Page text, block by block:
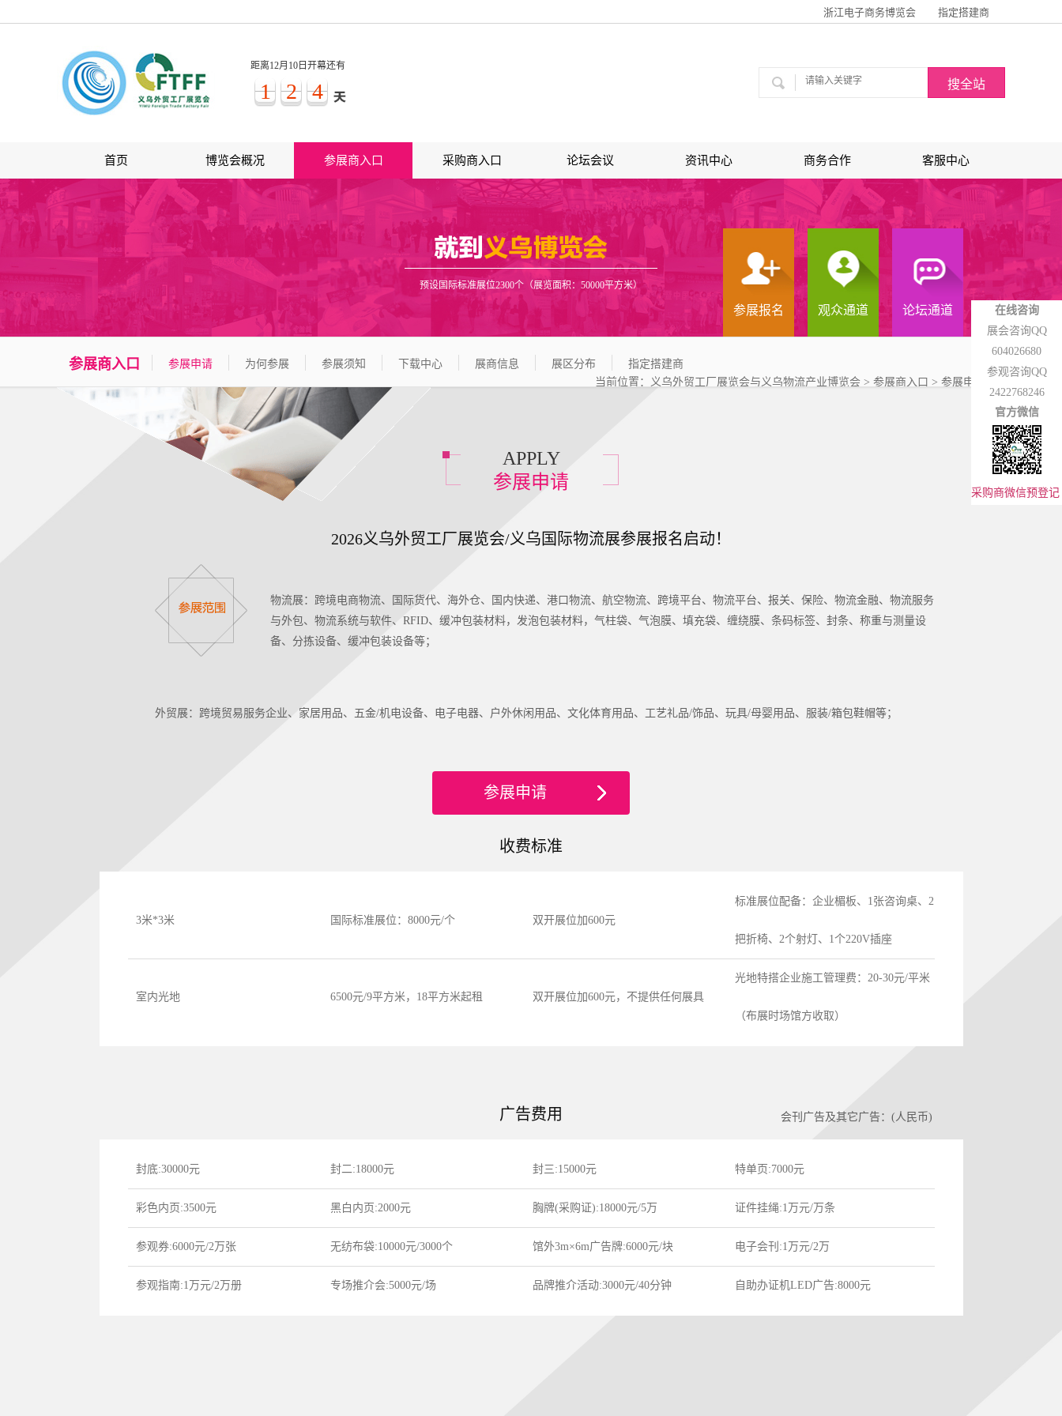
浙江电子商务博览会 指定搭建商
距离12月10日开幕还有
1 2 4
首页 博览会概况 参展商入口 采购商入口 论坛会议 资讯中心 商务合作 客服中心
预设国际标准展位2300个（展览面积：50000平方米）
参展报名 观众通道 论坛通道
参展商入口 参展申请 为何参展 参展须知 下载中心 展商信息 展区分布
指定搭建商
当前位置： 义乌外贸工厂展览会与义乌物流产业博览会 > 参展商入口 > 参展申请
APPLY
参展申请
2026义乌外贸工厂展览会/义乌国际物流展参展报名启动！
物流展：跨境电商物流、国际货代、海外仓、国内快递、港口物流、航空物流、跨境平台、物流平台、报关、保险、物流金融、物流服务
与外包、物流系统与软件、RFID、缓冲包装材料，发泡包装材料，气柱袋、气泡膜、填充袋、缠绕膜、条码标签、封条、称重与测量设
备、分拣设备、缓冲包装设备等；
外贸展：跨境贸易服务企业、家居用品、五金/机电设备、电子电器、户外休闲用品、文化体育用品、工艺礼品/饰品、玩具/母婴用品、服装/箱包鞋帽等；
参展申请
收费标准
3米*3米 国际标准展位：8000元/个 双开展位加600元
标准展位配备：企业楣板、1张咨询桌、2
把折椅、2个射灯、1个220V插座
室内光地 6500元/9平方米，18平方米起租 双开展位加600元，不提供任何展具
光地特搭企业施工管理费：20-30元/平米
（布展时场馆方收取）
广告费用
封底:30000元 封二:18000元 封三:15000元 特单页:7000元
彩色内页:3500元 黑白内页:2000元 胸牌(采购证):18000元/5万 证件挂绳:1万元/万条
参观券:6000元/2万张 无纺布袋:10000元/3000个 馆外3m×6m广告牌:6000元/块 电子会刊:1万元/2万
参观指南:1万元/2万册 专场推介会:5000元/场 品牌推介活动:3000元/40分钟 自助办证机LED广告:8000元
在线咨询
展会咨询QQ
604026680
参观咨询QQ
2422768246
官方微信
采购商微信预登记